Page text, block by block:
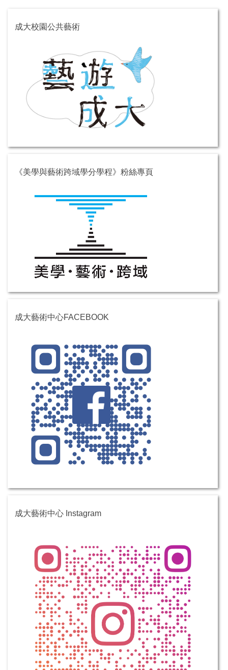
成大校園公共藝術
《美學與藝術跨域學分學程》粉絲專頁
成大藝術中心FACEBOOK
成大藝術中心 Instagram